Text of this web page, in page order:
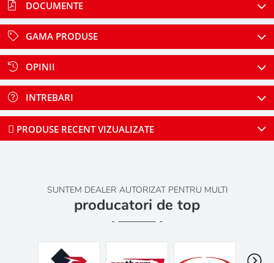
DOCUMENTE
GAMA PRODUSE
OPINII
INTREBARI
PRODUSE RECENT VIZUALIZATE
SUNTEM DEALER AUTORIZAT PENTRU MULTI
producatori de top